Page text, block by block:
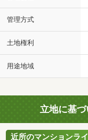
管理方式
土地権利
用途地域
立地に基
近所のマンションラ